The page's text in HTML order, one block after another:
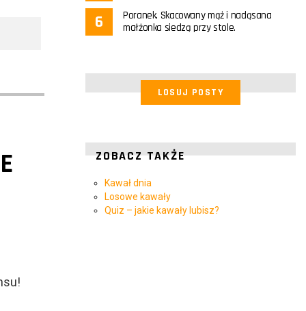
Poranek. Skacowany mąż i nadąsana
małżonka siedzą przy stole.
LOSUJ POSTY
ZOBACZ TAKŻE
Kawał dnia
Losowe kawały
Quiz – jakie kawały lubisz?